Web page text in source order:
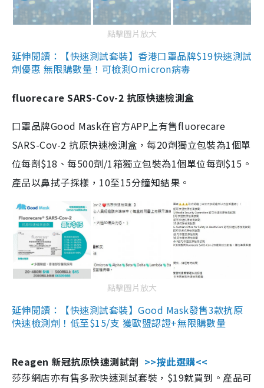
點擊圖片放大
延伸閱讀：【快速測試套裝】香港口罩品牌$19快速測試
劑優惠 無限購數量！可檢測Omicron病毒
fluorecare SARS-Cov-2 抗原快速檢測盒
口罩品牌Good Mask在官方APP上有售fluorecare
SARS-Cov-2 抗原快速檢測盒，每20劑獨立包裝為1個單
位每劑$18、每500劑/1箱獨立包裝為1個單位每劑$15。
產品以鼻拭子採樣，10至15分鐘知結果。
點擊圖片放大
延伸閱讀：【快速測試套裝】Good Mask發售3款抗原
快速檢測劑！低至$15/支 獲歐盟認證+無限購數量
Reagen 新冠抗原快速測試劑 >>按此選購<<
莎莎網店亦有售多款快速測試套裝，$19就買到。產品可